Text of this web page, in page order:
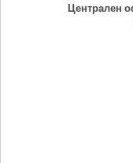
Централен